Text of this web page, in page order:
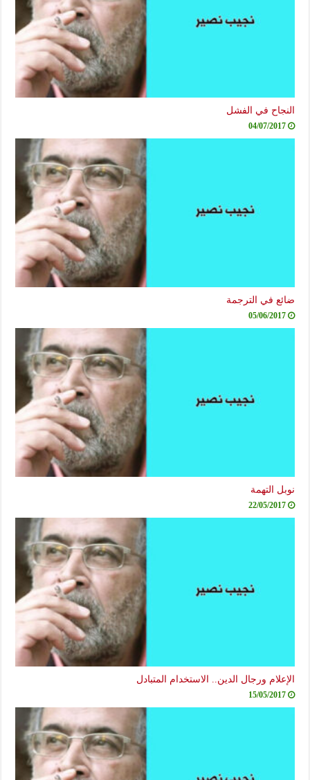
النجاح في الفشل
04/07/2017
ضائع في الترجمة
05/06/2017
نوبل التهمة
22/05/2017
الإعلام ورجال الدين.. الاستخدام المتبادل
15/05/2017